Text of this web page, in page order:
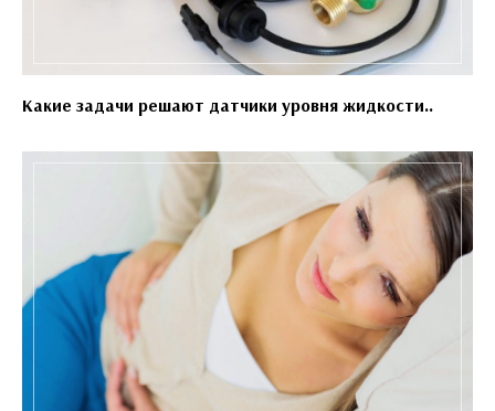
Какие задачи решают датчики уровня жидкости..